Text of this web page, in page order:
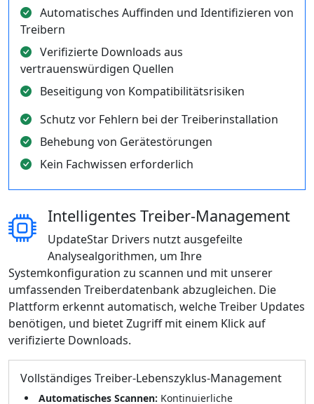
Automatisches Auffinden und Identifizieren von
Treibern
Verifizierte Downloads aus
vertrauenswürdigen Quellen
Beseitigung von Kompatibilitätsrisiken
Schutz vor Fehlern bei der Treiberinstallation
Behebung von Gerätestörungen
Kein Fachwissen erforderlich
Intelligentes Treiber-Management
UpdateStar Drivers nutzt ausgefeilte
Analysealgorithmen, um Ihre
Systemkonfiguration zu scannen und mit unserer
umfassenden Treiberdatenbank abzugleichen. Die
Plattform erkennt automatisch, welche Treiber Updates
benötigen, und bietet Zugriff mit einem Klick auf
verifizierte Downloads.
Vollständiges Treiber-Lebenszyklus-Management
Automatisches Scannen: Kontinuierliche